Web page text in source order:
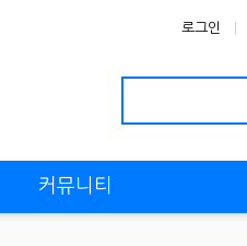
로그인
커뮤니티